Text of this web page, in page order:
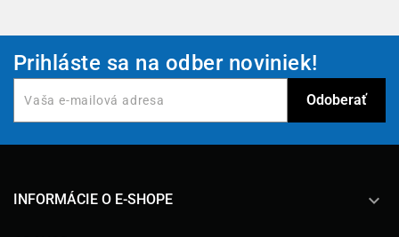
Prihláste sa na odber noviniek!
INFORMÁCIE O E-SHOPE keyboard_arrow_down